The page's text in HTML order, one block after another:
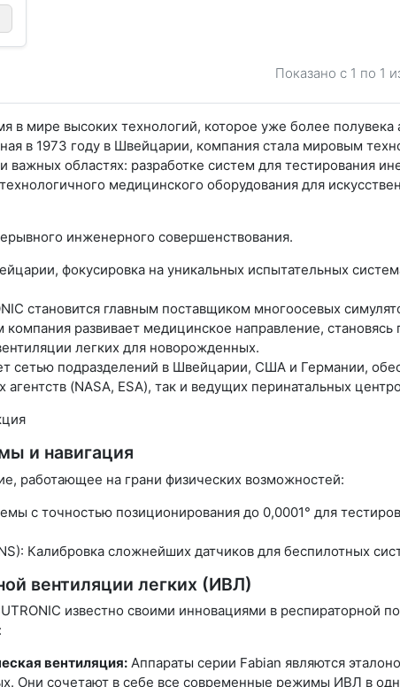
Показано с 1 по 1
в мире высоких технологий, которое уже более полувека
в 1973 году в Швейцарии, компания стала мировым
важных областях: разработке систем для тестирования
медицинского оборудования для
инженерного совершенствования.
фокусировка на уникальных испытательных
становится главным поставщиком многоосевых
развивает медицинское направление, становясь
легких для новорожденных.
сетью подразделений в Швейцарии, США и Германии,
(NASA, ESA), так и ведущих перинатальных
и навигация
работающее на грани физических возможностей:
с точностью позиционирования до 0,0001° для
Калибровка сложнейших датчиков для беспилотных
вентиляции легких (ИВЛ)
известно своими инновациями в респираторной
вентиляция:Аппараты серии Fabian являются
Они сочетают в себе все современные режимы ИВЛ в